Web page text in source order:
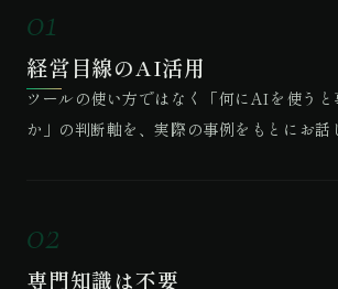
01
経営目線のAI活用
ツールの使い方ではなく「何にAIを使う
か」の判断軸を、実際の事例をもとにお話
02
専門知識は不要